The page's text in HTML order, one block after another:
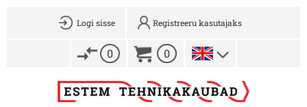
Logi sisse Registreeru kasutajaks
0 0